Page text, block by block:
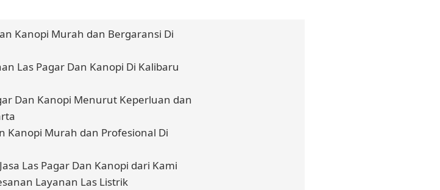
Kanopi Murah dan Bergaransi Di
Las Pagar Dan Kanopi Di Kalibaru
Dan Kanopi Menurut Keperluan dan
Kanopi Murah dan Profesional Di
Las Pagar Dan Kanopi dari Kami
Layanan Las Listrik